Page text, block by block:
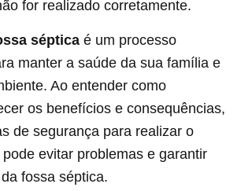
for realizado corretamente.
séptica é um processo
manter a saúde da sua família e
Ao entender como
os benefícios e consequências,
de segurança para realizar o
evitar problemas e garantir
fossa séptica.